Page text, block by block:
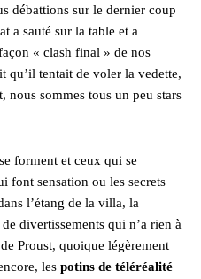
débattions sur le dernier coup
a sauté sur la table et a
« clash final » de nos
qu’il tentait de voler la vedette,
nous sommes tous un peu stars
forment et ceux qui se
font sensation ou les secrets
l’étang de la villa, la
divertissements qui n’a rien à
Proust, quoique légèrement
les potins de téléréalité